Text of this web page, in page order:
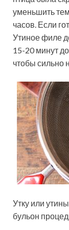
уменьшить
часов. Если
Утиное филе
15-20 минут
чтобы сильно
Утку или
бульон